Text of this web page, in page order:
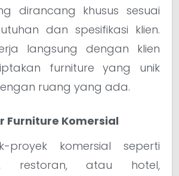
dirancang khusus sesuai
dan spesifikasi klien.
langsung dengan klien
furniture yang unik
ruang yang ada.
Furniture Komersial
proyek komersial seperti
restoran, atau hotel,